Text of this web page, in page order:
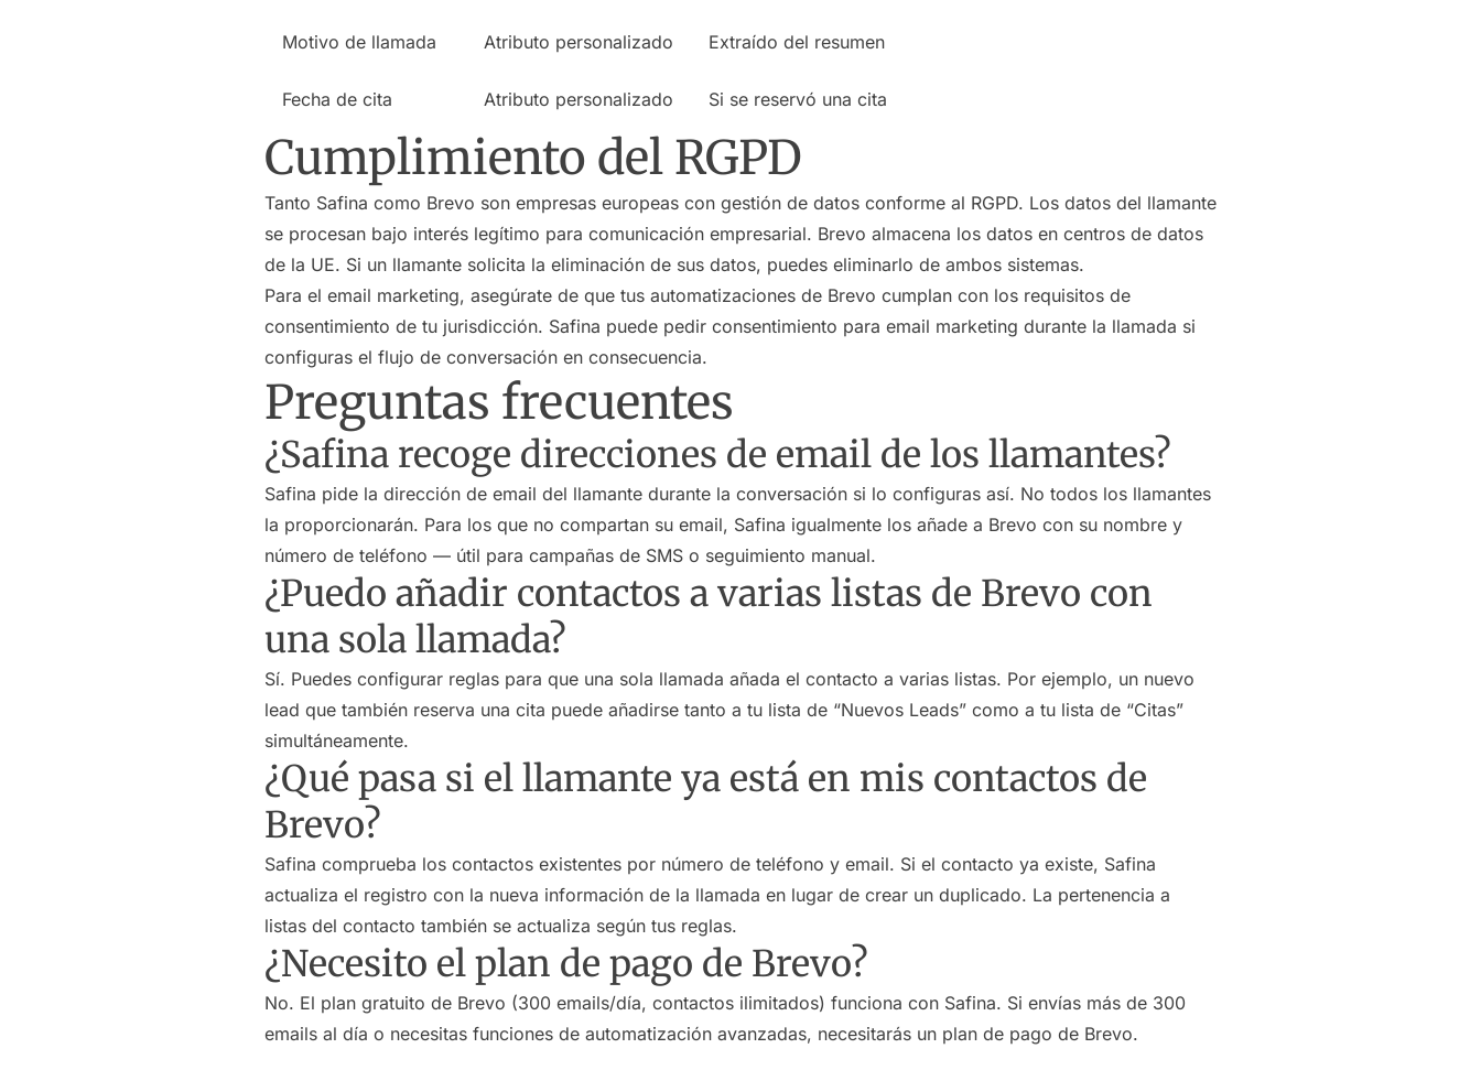
Motivo de llamada Atributo personalizado Extraído del resumen
Fecha de cita Atributo personalizado Si se reservó una cita
Cumplimiento del RGPD
Tanto Safina como Brevo son empresas europeas con gestión de datos conforme al RGPD. Los datos del llamante
se procesan bajo interés legítimo para comunicación empresarial. Brevo almacena los datos en centros de datos
de la UE. Si un llamante solicita la eliminación de sus datos, puedes eliminarlo de ambos sistemas.
Para el email marketing, asegúrate de que tus automatizaciones de Brevo cumplan con los requisitos de
consentimiento de tu jurisdicción. Safina puede pedir consentimiento para email marketing durante la llamada si
configuras el flujo de conversación en consecuencia.
Preguntas frecuentes
¿Safina recoge direcciones de email de los llamantes?
Safina pide la dirección de email del llamante durante la conversación si lo configuras así. No todos los llamantes
la proporcionarán. Para los que no compartan su email, Safina igualmente los añade a Brevo con su nombre y
número de teléfono — útil para campañas de SMS o seguimiento manual.
¿Puedo añadir contactos a varias listas de Brevo con
una sola llamada?
Sí. Puedes configurar reglas para que una sola llamada añada el contacto a varias listas. Por ejemplo, un nuevo
lead que también reserva una cita puede añadirse tanto a tu lista de “Nuevos Leads” como a tu lista de “Citas”
simultáneamente.
¿Qué pasa si el llamante ya está en mis contactos de
Brevo?
Safina comprueba los contactos existentes por número de teléfono y email. Si el contacto ya existe, Safina
actualiza el registro con la nueva información de la llamada en lugar de crear un duplicado. La pertenencia a
listas del contacto también se actualiza según tus reglas.
¿Necesito el plan de pago de Brevo?
No. El plan gratuito de Brevo (300 emails/día, contactos ilimitados) funciona con Safina. Si envías más de 300
emails al día o necesitas funciones de automatización avanzadas, necesitarás un plan de pago de Brevo.